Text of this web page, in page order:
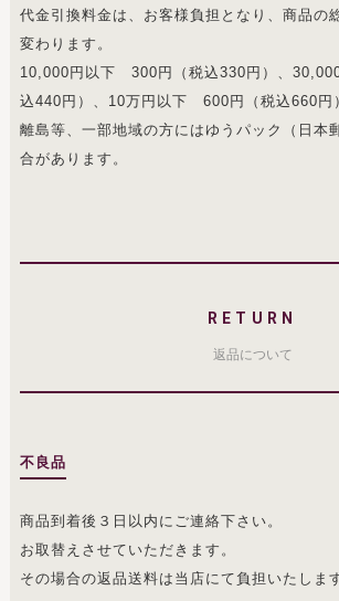
代金引換料金は、お客様負担となり、商品の
変わります。
10,000円以下 300円（税込330円）、
込440円）、10万円以下 600円（税込660円
離島等、一部地域の方にはゆうパック（日本
合があります。
RETURN
返品について
不良品
商品到着後３日以内にご連絡下さい。
お取替えさせていただきます。
その場合の返品送料は当店にて負担いたしま